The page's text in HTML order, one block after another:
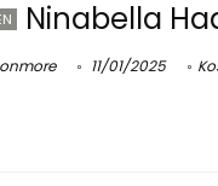
Ninabella
11/01/2025